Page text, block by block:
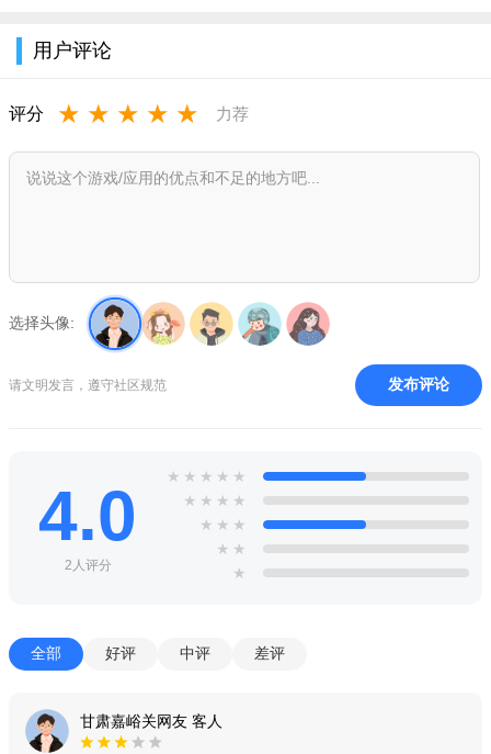
喜马拉雅app怎么用？
用户评论
评分 ★ ★ ★ ★ ★ 力荐
选择头像:
请文明发言，遵守社区规范 发布评论
4.0
2人评分
★ ★ ★ ★ ★
★ ★ ★ ★
★ ★ ★
★ ★
★
全部 好评 中评 差评
甘肃嘉峪关网友 客人